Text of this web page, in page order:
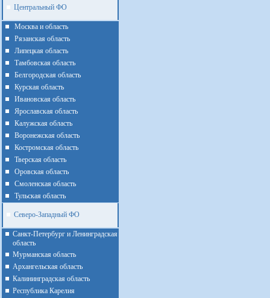
Центральный ФО
Москва и область
Рязанская область
Липецкая область
Тамбовская область
Белгородская область
Курская область
Ивановская область
Ярославская область
Калужская область
Воронежская область
Костромская область
Тверская область
Оровская область
Смоленская область
Тульская область
Северо-Западный ФО
Санкт-Петербург и Ленинградская
область
Мурманская область
Архангельская область
Калининградская область
Республика Карелия